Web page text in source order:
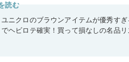
読む
ユニクロのブラウンアイテムが優秀す
でヘビロテ確実！買って損なしの名品リ